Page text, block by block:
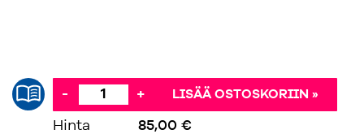
- + LISÄÄ OSTOSKORIIN »
Hinta
85,00 €